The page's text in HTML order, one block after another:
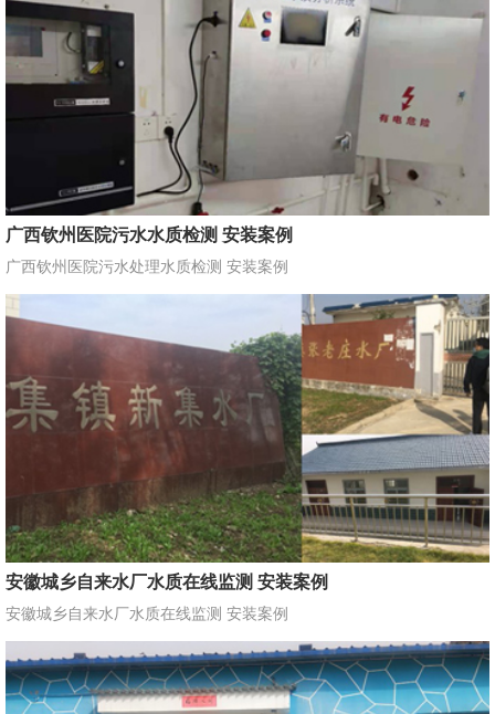
广西钦州医院污水水质检测 安装案例
广西钦州医院污水处理水质检测 安装案例
安徽城乡自来水厂水质在线监测 安装案例
安徽城乡自来水厂水质在线监测 安装案例